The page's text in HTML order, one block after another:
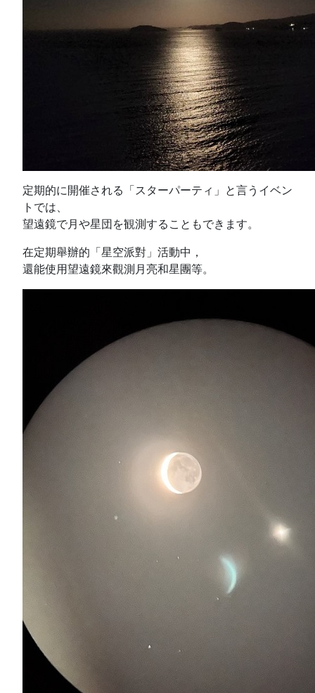
定期的に開催される「スターパーティ」と言うイベン
トでは、
望遠鏡で月や星団を観測することもできます。
在定期舉辦的「星空派對」活動中，
還能使用望遠鏡來觀測月亮和星團等。